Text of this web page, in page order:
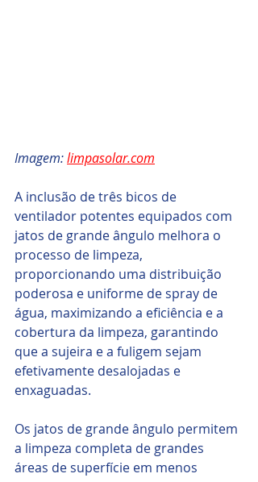
Imagem: limpasolar.com
A inclusão de três bicos de
ventilador potentes equipados com
jatos de grande ângulo melhora o
processo de limpeza,
proporcionando uma distribuição
poderosa e uniforme de spray de
água, maximizando a eficiência e a
cobertura da limpeza, garantindo
que a sujeira e a fuligem sejam
efetivamente desalojadas e
enxaguadas.
Os jatos de grande ângulo permitem
a limpeza completa de grandes
áreas de superfície em menos